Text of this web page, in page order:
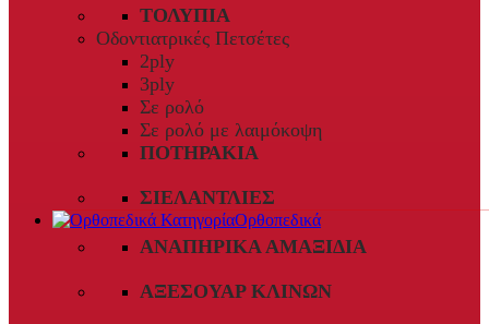
ΤΟΛΎΠΙΑ
Οδοντιατρικές Πετσέτες
2ply
3ply
Σε ρολό
Σε ρολό με λαιμόκοψη
ΠΟΤΗΡΆΚΙΑ
ΣΙΕΛΑΝΤΛΊΕΣ
Ορθοπεδικά
ΑΝΑΠΗΡΙΚΆ ΑΜΑΞΊΔΙΑ
ΑΞΕΣΟΥΆΡ ΚΛΙΝΏΝ